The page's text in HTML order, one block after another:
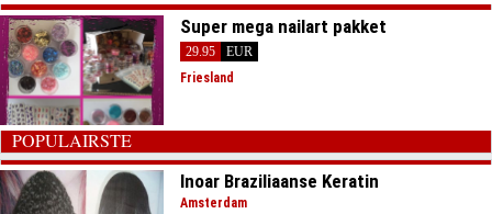
Super mega nailart pakket
29.95
EUR
Friesland
POPULAIRSTE
Inoar Braziliaanse Keratin
Amsterdam